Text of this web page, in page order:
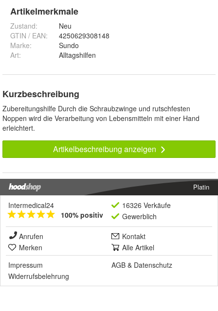
Artikelmerkmale
Zustand:
Neu
GTIN / EAN:
4250629308148
Marke:
Sundo
Art: Alltagshilfen
Kurzbeschreibung
Zubereitungshilfe Durch die Schraubzwinge und rutschfesten
Noppen wird die Verarbeitung von Lebensmitteln mit einer Hand
erleichtert.
Artikelbeschreibung anzeigen
Platin
Intermedical24
100% positiv
16326 Verkäufe
Gewerblich
Anrufen
Kontakt
Merken
Alle Artikel
Impressum
AGB & Datenschutz
Widerrufsbelehrung